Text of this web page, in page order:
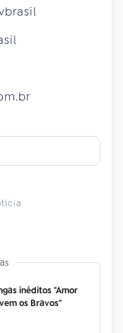
inéditos "Amor
os Bravos"